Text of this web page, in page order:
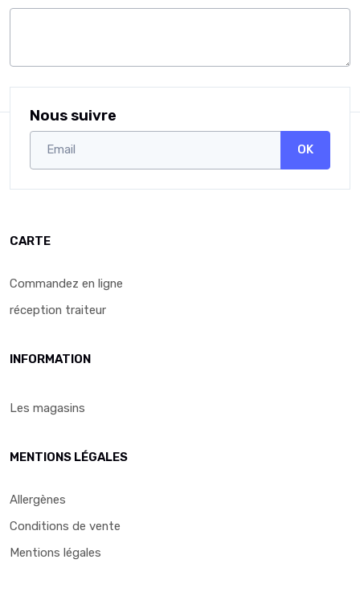
Nous suivre
OK
CARTE
Commandez en ligne
réception traiteur
INFORMATION
Les magasins
MENTIONS LÉGALES
Allergènes
Conditions de vente
Mentions légales